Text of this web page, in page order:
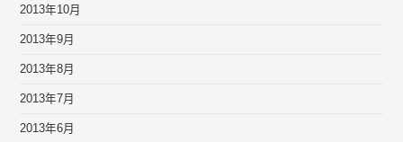
2013年10月
2013年9月
2013年8月
2013年7月
2013年6月